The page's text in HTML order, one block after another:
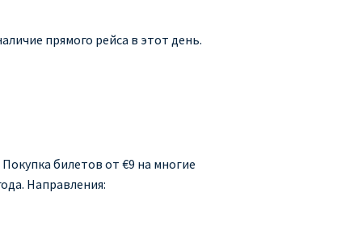
прямого рейса в этот день.
билетов от €9 на многие
Направления: